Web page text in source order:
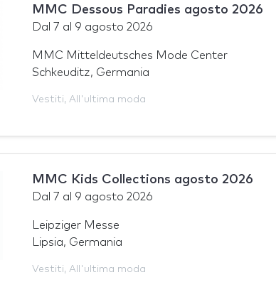
MMC Dessous Paradies agosto 2026
Dal 7 al 9 agosto 2026
MMC Mitteldeutsches Mode Center
Schkeuditz, Germania
Vestiti, All'ultima moda
MMC Kids Collections agosto 2026
Dal 7 al 9 agosto 2026
Leipziger Messe
Lipsia, Germania
Vestiti, All'ultima moda